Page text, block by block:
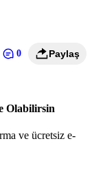
0 Paylaş
Olabilirsin
ve ücretsiz e-